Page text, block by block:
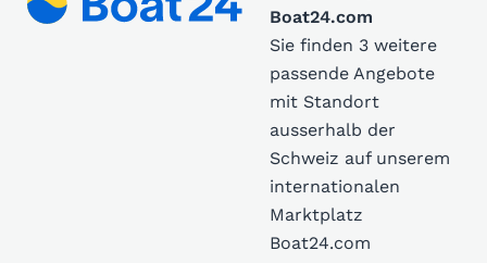
Boat24.com
Sie finden 3 weitere
passende Angebote
mit Standort
ausserhalb der
Schweiz auf unserem
internationalen
Marktplatz
Boat24.com